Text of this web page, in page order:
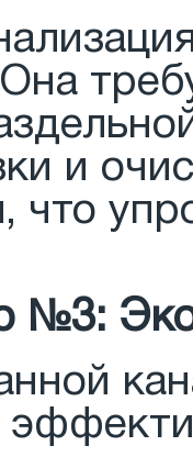
и
что
№3: